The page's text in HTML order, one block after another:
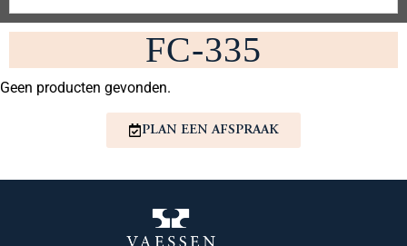
FC-335
Geen producten gevonden.
PLAN EEN AFSPRAAK